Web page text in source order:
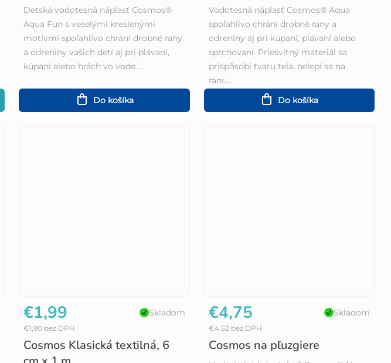
Do košíka
Detská vodotesná náplasť Cosmos®
Aqua Fun s veselými kreslenými
motívmi spoľahlivo chráni drobné rany
a odreniny vašich detí aj pri plávaní,
kúpaní alebo hrách vo vode....
Do košíka
Vodotesná náplasť Cosmos® Aqua
spoľahlivo chráni drobné rany a
odreniny aj pri kúpaní, plávaní alebo
sprchovaní. Priesvitný materiál sa
prispôsobí tvaru tela, nelepí sa na
ranu...
Cosmos Klasická textilná, 6
Skladom
€1,90 bez DPH
€1,99
Cosmos na pľuzgiere
Skladom
€4,52 bez DPH
€4,75